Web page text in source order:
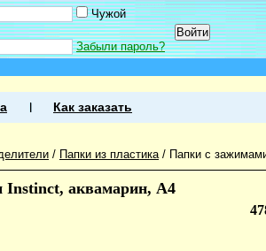
Чужой
Забыли пароль?
Как заказать
/ Папки из пластика/ Папки с
Instinct, аквамарин, А4